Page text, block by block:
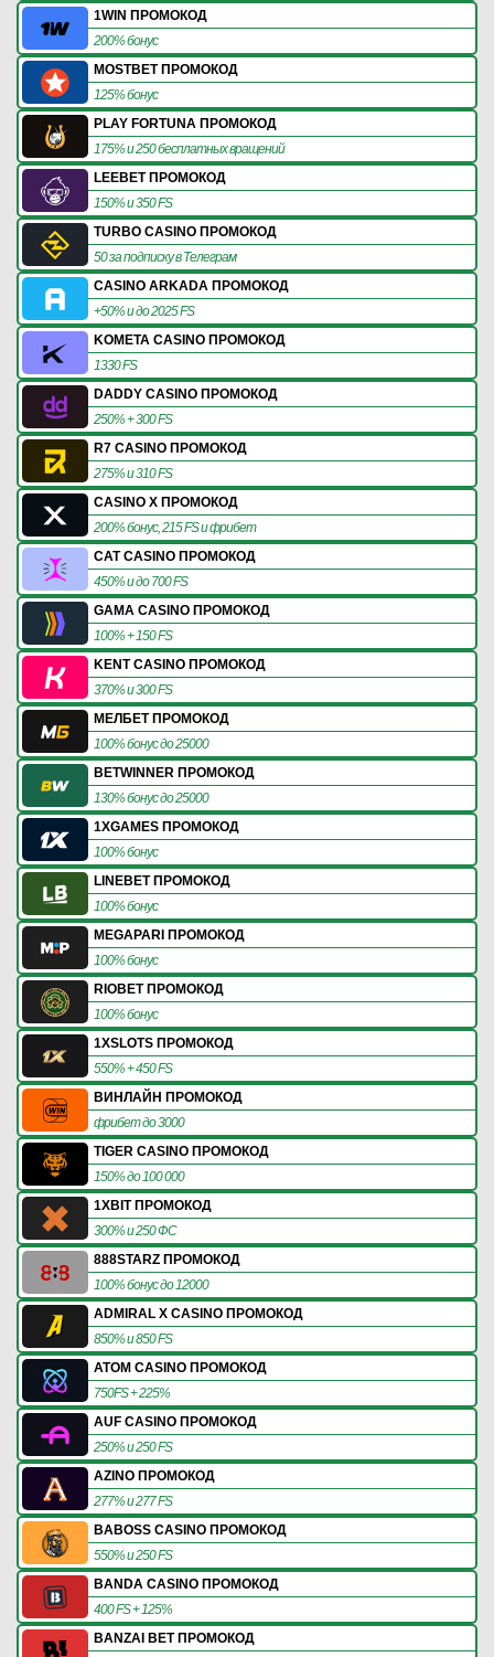
1WIN ПРОМОКОД
200% бонус
MOSTBET ПРОМОКОД
125% бонус
PLAY FORTUNA ПРОМОКОД
175% и 250 бесплатных вращений
LEEBET ПРОМОКОД
150% и 350 FS
TURBO CASINO ПРОМОКОД
50 за подписку в Телеграм
CASINO ARKADA ПРОМОКОД
+50% и до 2025 FS
KOMETA CASINO ПРОМОКОД
1330 FS
DADDY CASINO ПРОМОКОД
250% + 300 FS
R7 CASINO ПРОМОКОД
275% и 310 FS
CASINO X ПРОМОКОД
200% бонус, 215 FS и фрибет
CAT CASINO ПРОМОКОД
450% и до 700 FS
GAMA CASINO ПРОМОКОД
100% + 150 FS
KENT CASINO ПРОМОКОД
370% и 300 FS
МЕЛБЕТ ПРОМОКОД
100% бонус до 25000
BETWINNER ПРОМОКОД
130% бонус до 25000
1XGAMES ПРОМОКОД
100% бонус
LINEBET ПРОМОКОД
100% бонус
MEGAPARI ПРОМОКОД
100% бонус
RIOBET ПРОМОКОД
100% бонус
1XSLOTS ПРОМОКОД
550% + 450 FS
ВИНЛАЙН ПРОМОКОД
фрибет до 3000
TIGER CASINO ПРОМОКОД
150% до 100 000
1XBIT ПРОМОКОД
300% и 250 ФС
888STARZ ПРОМОКОД
100% бонус до 12000
ADMIRAL X CASINO ПРОМОКОД
850% и 850 FS
ATOM CASINO ПРОМОКОД
750FS + 225%
AUF CASINO ПРОМОКОД
250% и 250 FS
AZINO ПРОМОКОД
277% и 277 FS
BABOSS CASINO ПРОМОКОД
550% и 250 FS
BANDA CASINO ПРОМОКОД
400 FS + 125%
BANZAI BET ПРОМОКОД